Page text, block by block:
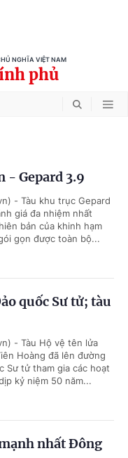
NGHĨA VIỆT NAM
phủ
- Gepard 3.9
- Tàu khu trục Gepard
giá đa nhiệm nhất
bản của khinh hạm
gọn được toàn bộ...
quốc Sư tử; tàu
- Tàu Hộ vệ tên lửa
Hoàng đã lên đường
Sư tử tham gia các hoạt
kỷ niệm 50 năm...
nhất Đông